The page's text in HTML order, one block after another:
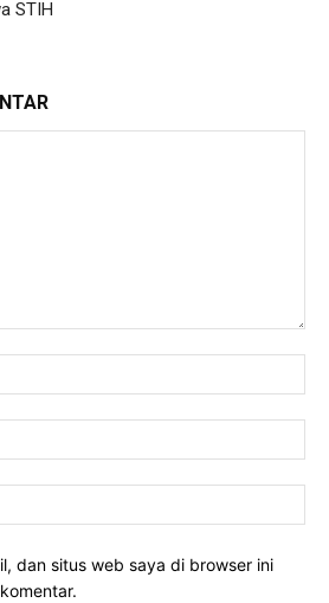
STIH
dan situs web saya di browser ini